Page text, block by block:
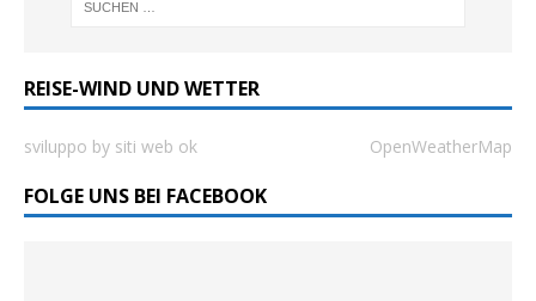
REISE-WIND UND WETTER
sviluppo by siti web ok OpenWeatherMap
FOLGE UNS BEI FACEBOOK